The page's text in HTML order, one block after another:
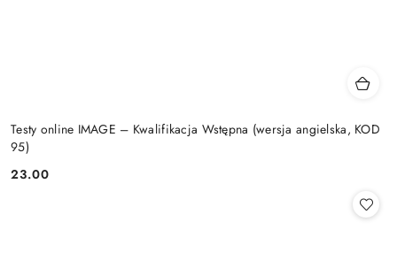
Testy online IMAGE – Kwalifikacja Wstępna (wersja angielska, KOD
95)
Cena:
23.00